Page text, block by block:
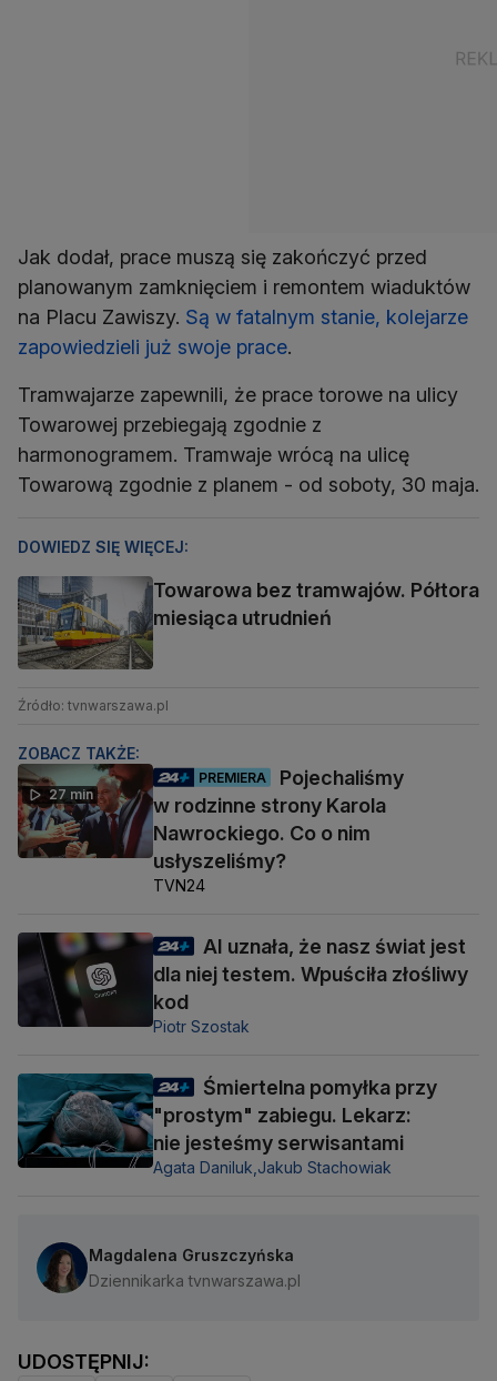
Jak dodał, prace muszą się zakończyć przed
planowanym zamknięciem i remontem wiaduktów
na Placu Zawiszy. Są w fatalnym stanie, kolejarze
zapowiedzieli już swoje prace.
Tramwajarze zapewnili, że prace torowe na ulicy
Towarowej przebiegają zgodnie z
harmonogramem. Tramwaje wrócą na ulicę
Towarową zgodnie z planem - od soboty, 30 maja.
DOWIEDZ SIĘ WIĘCEJ:
Towarowa bez tramwajów. Półtora
miesiąca utrudnień
Źródło: tvnwarszawa.pl
ZOBACZ TAKŻE:
27 min
PREMIERA
Pojechaliśmy
w rodzinne strony Karola
Nawrockiego. Co o nim
usłyszeliśmy?
TVN24
AI uznała, że nasz świat jest
dla niej testem. Wpuściła złośliwy
kod
Piotr Szostak
Śmiertelna pomyłka przy
"prostym" zabiegu. Lekarz:
nie jesteśmy serwisantami
Agata Daniluk,Jakub Stachowiak
Magdalena Gruszczyńska
Dziennikarka tvnwarszawa.pl
UDOSTĘPNIJ: